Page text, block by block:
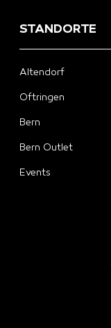
STANDORTE
Altendorf
Oftringen
Bern
Bern Outlet
Events